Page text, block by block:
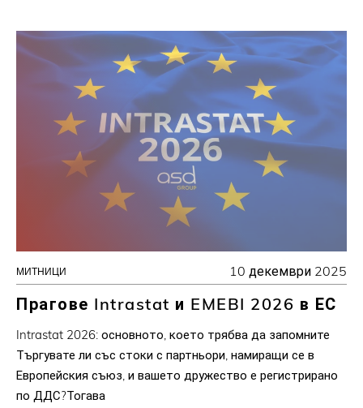
МИТНИЦИ 10 декември 2025
Прагове Intrastat и EMEBI 2026 в ЕС
Intrastat 2026: основното, което трябва да запомните
Търгувате ли със стоки с партньори, намиращи се в
Европейския съюз, и вашето дружество е регистрирано
по ДДС?Тогава